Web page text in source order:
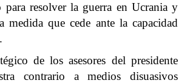
para resolver la guerra en Ucrania y
medida que cede ante la capacidad
de los asesores del presidente
contrario a medios disuasivos